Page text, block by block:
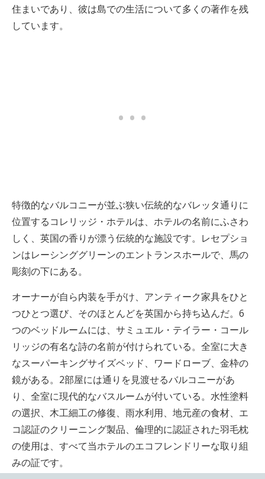
住まいであり、彼は島での生活について多くの著作を残
しています。
特徴的なバルコニーが並ぶ狭い伝統的なバレッタ通りに
位置するコレリッジ・ホテルは、ホテルの名前にふさわ
しく、英国の香りが漂う伝統的な施設です。レセプショ
ンはレーシンググリーンのエントランスホールで、馬の
彫刻の下にある。
オーナーが自ら内装を手がけ、アンティーク家具をひと
つひとつ選び、そのほとんどを英国から持ち込んだ。6
つのベッドルームには、サミュエル・テイラー・コール
リッジの有名な詩の名前が付けられている。全室に大き
なスーパーキングサイズベッド、ワードローブ、金枠の
鏡がある。2部屋には通りを見渡せるバルコニーがあ
り、全室に現代的なバスルームが付いている。水性塗料
の選択、木工細工の修復、雨水利用、地元産の食材、エ
コ認証のクリーニング製品、倫理的に認証された羽毛枕
の使用は、すべて当ホテルのエコフレンドリーな取り組
みの証です。